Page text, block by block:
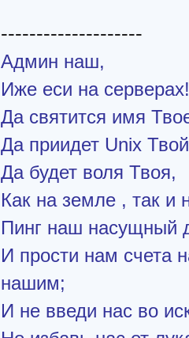
--------------------
Админ наш,
Иже еси на серверах!
Да святится имя
Да приидет Unix
Да будет воля Твоя,
Как на земле , так и
Пинг наш насущный
И прости нам счета
нашим;
И не введи нас во